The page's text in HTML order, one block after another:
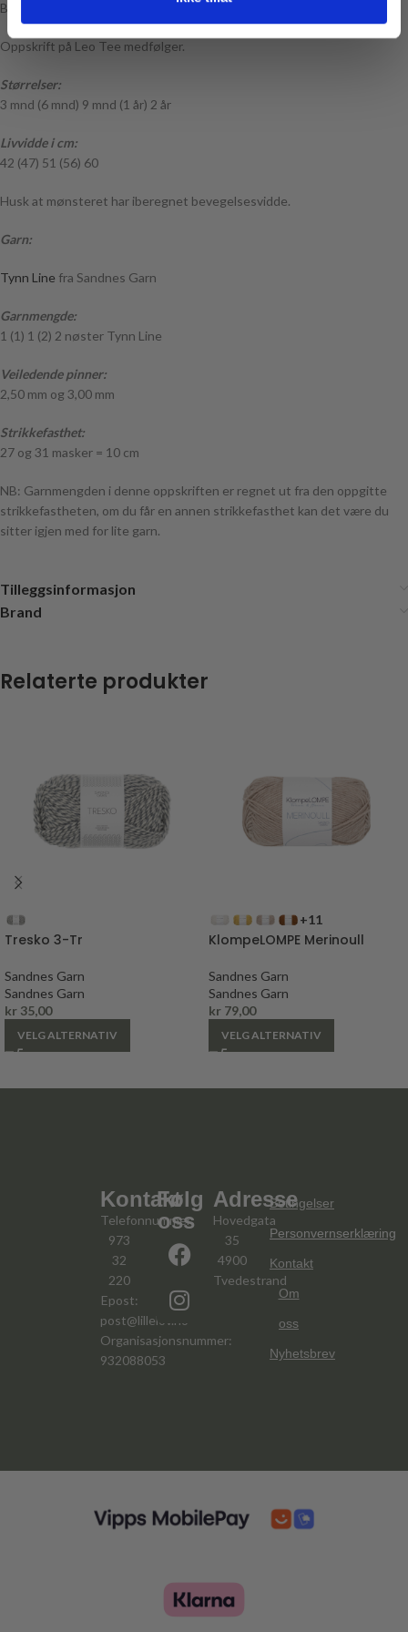
Benkanter og snor strikkes til slutt.
Oppskrift på Leo Tee medfølger.
Størrelser:
3 mnd (6 mnd) 9 mnd (1 år) 2 år
Livvidde i cm:
42 (47) 51 (56) 60
Husk at mønsteret har iberegnet bevegelsesvidde.
Garn:
Tynn Line fra Sandnes Garn
Garnmengde:
1 (1) 1 (2) 2 nøster Tynn Line
Veiledende pinner:
2,50 mm og 3,00 mm
Strikkefasthet:
27 og 31 masker = 10 cm
NB: Garnmengden i denne oppskriften er regnet ut fra den oppgitte
strikkefastheten, om du får en annen strikkefasthet kan det være du
sitter igjen med for lite garn.
Tilleggsinformasjon
Brand
Relaterte produkter
Tresko 3-Tr
Sandnes Garn
Sandnes Garn
kr 35,00
VELG ALTERNATIV
+11
KlompeLOMPE Merinoull
Sandnes Garn
Sandnes Garn
kr 79,00
VELG ALTERNATIV
Kontakt
Telefonnummer:
973
32
220
Epost:
post@lillelov.no
Organisasjonsnummer:
932088053
Følg
oss
Adresse
Hovedgata
35
4900
Tvedestrand
Betingelser
Personvernserklæring
Kontakt
Om
oss
Nyhetsbrev